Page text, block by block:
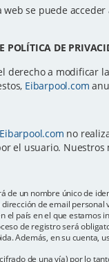
se puede
POLÍTICA DE
derecho a modificar
Eibarpool.com
Eibarpool.com no
el usuario.
de un nombre único de
de email
el país en el que
de registro será
Además, en su cuenta,
de una vía) por lo